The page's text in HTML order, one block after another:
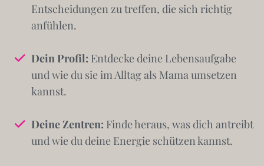
Entscheidungen zu treffen, die sich richtig
anfühlen.
Dein Profil: Entdecke deine Lebensaufgabe
und wie du sie im Alltag als Mama umsetzen
kannst.
Deine Zentren: Finde heraus, was dich antreibt
und wie du deine Energie schützen kannst.